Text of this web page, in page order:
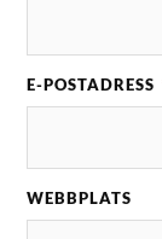
E-POSTADRESS
WEBBPLATS